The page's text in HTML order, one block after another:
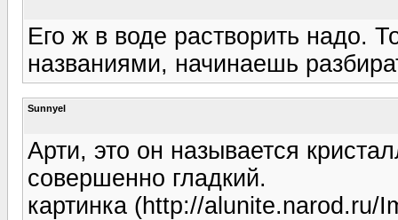
Его ж в воде растворить надо.
названиями, начинаешь
Sunnyel
Арти, это он называется
совершенно гладкий.
картинка (http://alunite.narod.ru/